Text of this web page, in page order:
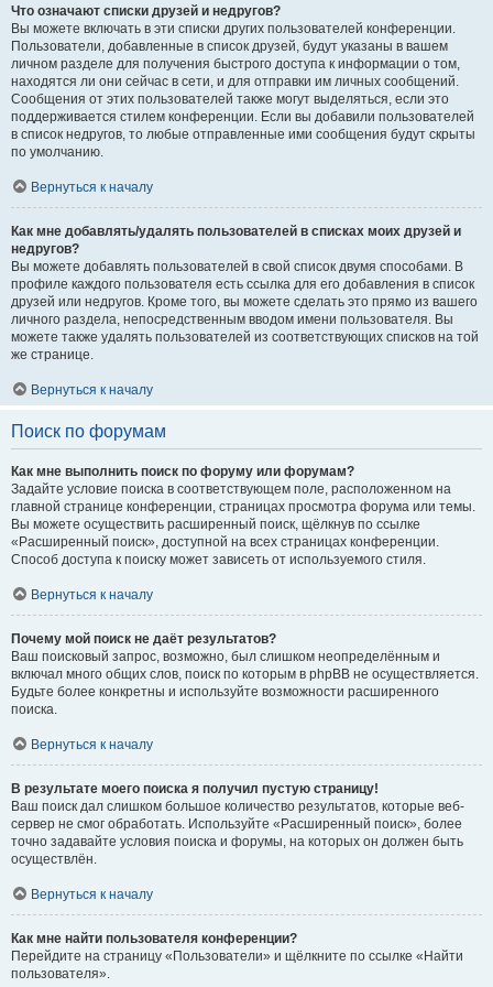
Что означают списки друзей и недругов?
Вы можете включать в эти списки других пользователей конференции.
Пользователи, добавленные в список друзей, будут указаны в вашем
личном разделе для получения быстрого доступа к информации о том,
находятся ли они сейчас в сети, и для отправки им личных сообщений.
Сообщения от этих пользователей также могут выделяться, если это
поддерживается стилем конференции. Если вы добавили пользователей
в список недругов, то любые отправленные ими сообщения будут скрыты
по умолчанию.
Вернуться к началу
Как мне добавлять/удалять пользователей в списках моих друзей и
недругов?
Вы можете добавлять пользователей в свой список двумя способами. В
профиле каждого пользователя есть ссылка для его добавления в список
друзей или недругов. Кроме того, вы можете сделать это прямо из вашего
личного раздела, непосредственным вводом имени пользователя. Вы
можете также удалять пользователей из соответствующих списков на той
же странице.
Вернуться к началу
Поиск по форумам
Как мне выполнить поиск по форуму или форумам?
Задайте условие поиска в соответствующем поле, расположенном на
главной странице конференции, страницах просмотра форума или темы.
Вы можете осуществить расширенный поиск, щёлкнув по ссылке
«Расширенный поиск», доступной на всех страницах конференции.
Способ доступа к поиску может зависеть от используемого стиля.
Вернуться к началу
Почему мой поиск не даёт результатов?
Ваш поисковый запрос, возможно, был слишком неопределённым и
включал много общих слов, поиск по которым в phpBB не осуществляется.
Будьте более конкретны и используйте возможности расширенного
поиска.
Вернуться к началу
В результате моего поиска я получил пустую страницу!
Ваш поиск дал слишком большое количество результатов, которые веб-
сервер не смог обработать. Используйте «Расширенный поиск», более
точно задавайте условия поиска и форумы, на которых он должен быть
осуществлён.
Вернуться к началу
Как мне найти пользователя конференции?
Перейдите на страницу «Пользователи» и щёлкните по ссылке «Найти
пользователя».